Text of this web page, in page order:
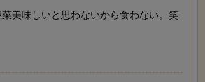
美味しいと思わないから食わない。笑